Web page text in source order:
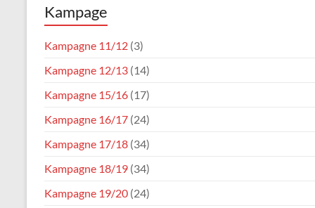
Karneval
Verein
1954
e.V.
Kampage
Kampagne 11/12 (3)
Kampagne 12/13 (14)
Kampagne 15/16 (17)
Kampagne 16/17 (24)
Kampagne 17/18 (34)
Kampagne 18/19 (34)
Kampagne 19/20 (24)